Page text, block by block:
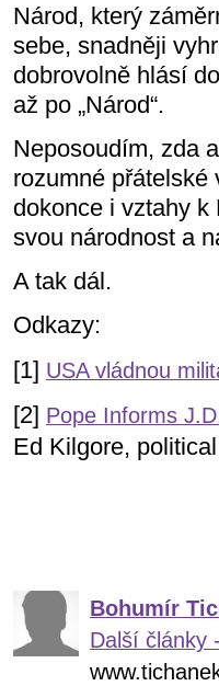
Národ, který
sebe, snadněji
dobrovolně hlásí
až po „Národ“.
Neposoudím, zda
rozumné přátelské
dokonce i vztahy
svou národnost a
A tak dál.
Odkazy:
[1] USA vládnou
[2] Pope Informs
Ed Kilgore,
Bohumír
Další články